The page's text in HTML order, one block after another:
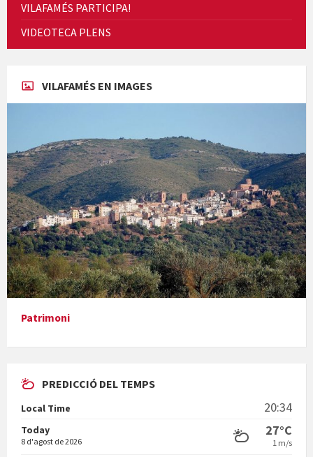
Cicle de Cine i Dones rurals
Concerts al Museu
Presentació del llibre &quot;La mare&quot;, d'Emma Zafon
En Bum
VILAFAMÉS PARTICIPA!
VIDEOTECA PLENS
VILAFAMÉS EN IMAGES
Patrimoni
PREDICCIÓ DEL TEMPS
Local Time 20:34
Today
8 d'agost de 2026
27°C
1 m/s